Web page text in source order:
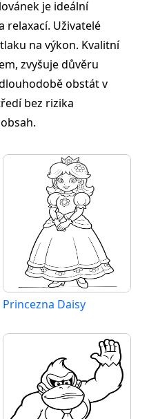
je ideální
relaxací. Uživatelé
na výkon. Kvalitní
zvyšuje důvěru
obstát v
bez rizika
Princezna Daisy